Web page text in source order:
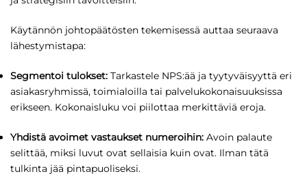
Käytännön johtopäätösten tekemisessä auttaa seuraava
lähestymistapa:
Segmentoi tulokset: Tarkastele NPS:ää ja tyytyväisyyttä eri
asiakasryhmissä, toimialoilla tai palvelukokonaisuuksissa
erikseen. Kokonaisluku voi piilottaa merkittäviä eroja.
Yhdistä avoimet vastaukset numeroihin: Avoin palaute
selittää, miksi luvut ovat sellaisia kuin ovat. Ilman tätä
tulkinta jää pintapuoliseksi.